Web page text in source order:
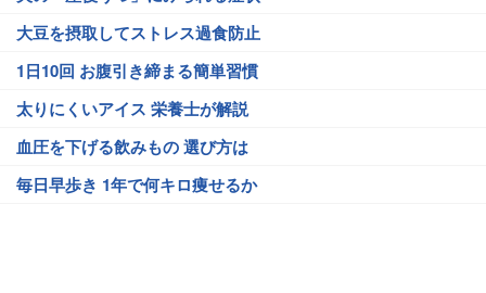
大豆を摂取してストレス過食防止
1日10回 お腹引き締まる簡単習慣
太りにくいアイス 栄養士が解説
血圧を下げる飲みもの 選び方は
毎日早歩き 1年で何キロ痩せるか